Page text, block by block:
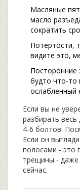
Масляные
масло
сократить
Потёртости,
видите это,
Посторонние
будто что-
ослабленный
Если вы не
разбирать весь
4-6 болтов.
Если он
полосами - это
трещины - даже
сейчас.